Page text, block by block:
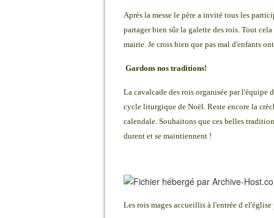
Après la messe le père a invité tous les
partager bien sûr la galette des rois. Tout
mairie. Je crois bien que pas mal d'enfants
Gardons nos traditions!
La cavalcade des rois organisée par l'équipe
cycle liturgique de Noël. Reste encore la
calendale. Souhaitons que ces belles
durent et se maintiennent !
Les rois mages accueillis à l'entrée d